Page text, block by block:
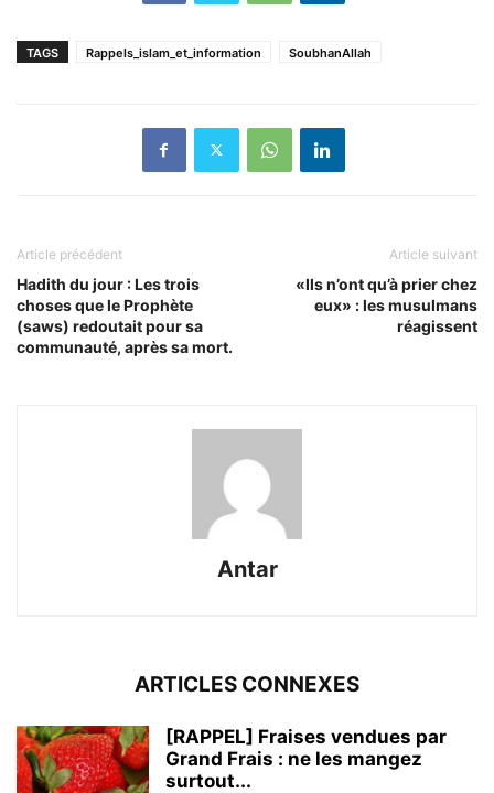
TAGS Rappels_islam_et_information SoubhanAllah
Article précédent
Hadith du jour : Les trois
choses que le Prophète
(saws) redoutait pour sa
communauté, après sa mort.
Article suivant
«Ils n’ont qu’à prier chez
eux» : les musulmans
réagissent
Antar
ARTICLES CONNEXES
[RAPPEL] Fraises vendues par
Grand Frais : ne les mangez
surtout...